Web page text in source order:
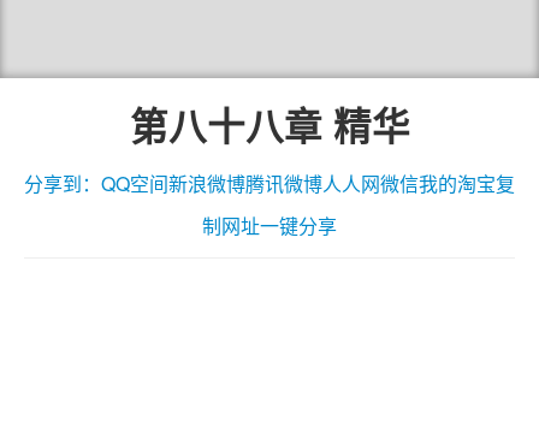
第八十八章 精华
分享到： QQ空间新浪微博腾讯微博人人网微信我的淘宝复
制网址一键分享